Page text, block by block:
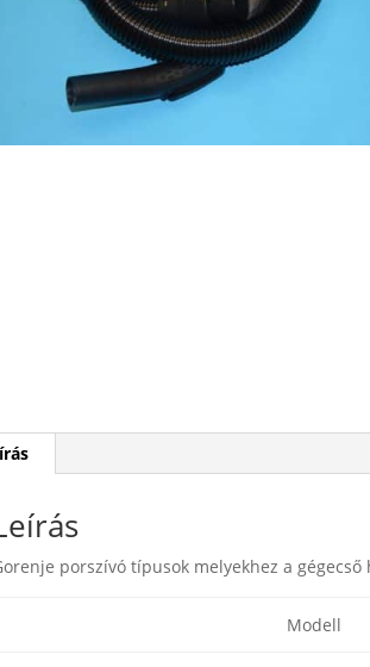
porszívó típusok melyekhez a gégecső
Modell